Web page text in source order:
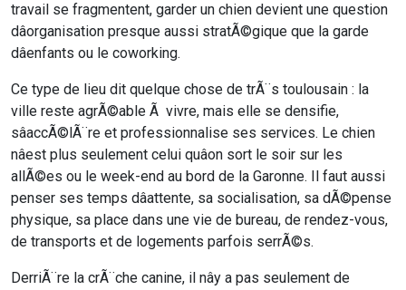
travail se fragmentent, garder un chien devient une question
dâorganisation presque aussi stratÃ©gique que la garde
dâenfants ou le coworking.
Ce type de lieu dit quelque chose de trÃ¨s toulousain : la
ville reste agrÃ©able Ã vivre, mais elle se densifie,
sâaccÃ©lÃ¨re et professionnalise ses services. Le chien
nâest plus seulement celui quâon sort le soir sur les
allÃ©es ou le week-end au bord de la Garonne. Il faut aussi
penser ses temps dâattente, sa socialisation, sa dÃ©pense
physique, sa place dans une vie de bureau, de rendez-vous,
de transports et de logements parfois serrÃ©s.
DerriÃ¨re la crÃ¨che canine, il nây a pas seulement de